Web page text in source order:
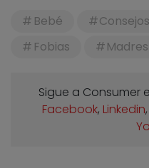
Bebé Consejos
Fobias
Madres
Sigue a Consumer
Facebook, Linkedin,